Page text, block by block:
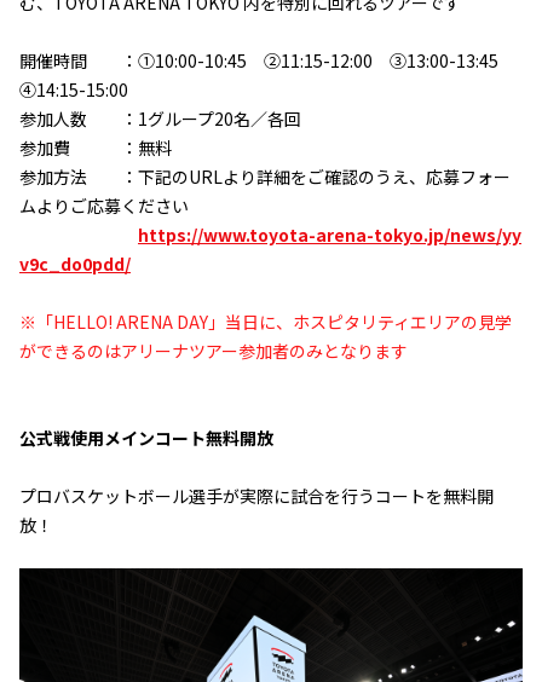
開催時間 ：①10:00-10:45 ②11:15-12:00 ③13:00-13:45
④14:15-15:00
参加人数 ：1グループ20名／各回
参加費 ：無料
参加方法 ：下記のURLより詳細をご確認のうえ、応募フォー
ムよりご応募ください
https://www.toyota-arena-tokyo.jp/news/yy
v9c_do0pdd/
※「HELLO! ARENA DAY」当日に、ホスピタリティエリアの見学
ができるのはアリーナツアー参加者のみとなります
公式戦使用メインコート無料開放
プロバスケットボール選手が実際に試合を行うコートを無料開
放！